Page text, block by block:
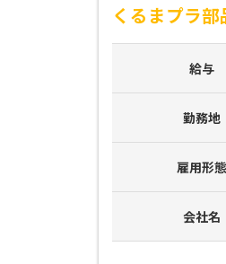
くるまプラ
給与
勤務地
雇用形態
会社名